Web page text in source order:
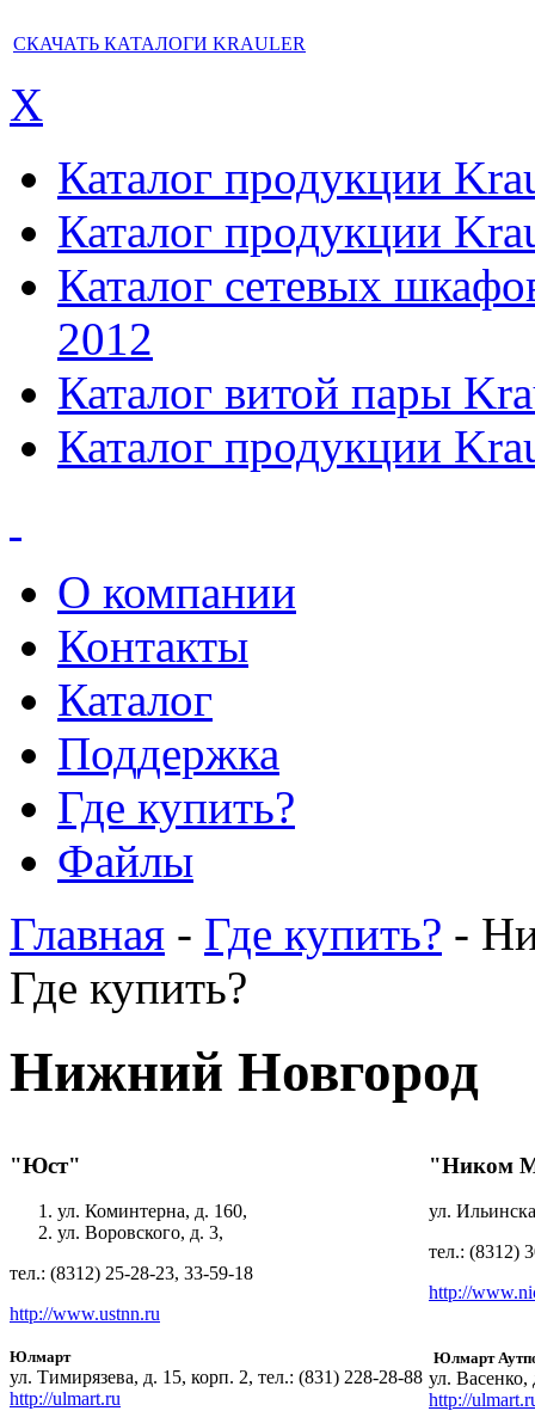
СКАЧАТЬ КАТАЛОГИ KRAULER
X
Каталог продукции
Каталог продукции
Каталог сетевых
2012
Каталог витой пары
Каталог продукции
О компании
Контакты
Каталог
Поддержка
Где купить?
Файлы
Главная - Где купить? -
Где купить?
Нижний Новгород
"Юст"
ул. Коминтерна, д. 160,
ул. Воровского, д. 3,
тел.: (8312) 25-28-23, 33-59-18
http://www.ustnn.ru
"Ником
ул.
тел.: (8312)
http://
Юлмарт
ул. Тимирязева, д. 15, корп. 2, тел.: (831) 228-28-88
http://ulmart.ru
Юлмарт
ул. Васенко,
http://